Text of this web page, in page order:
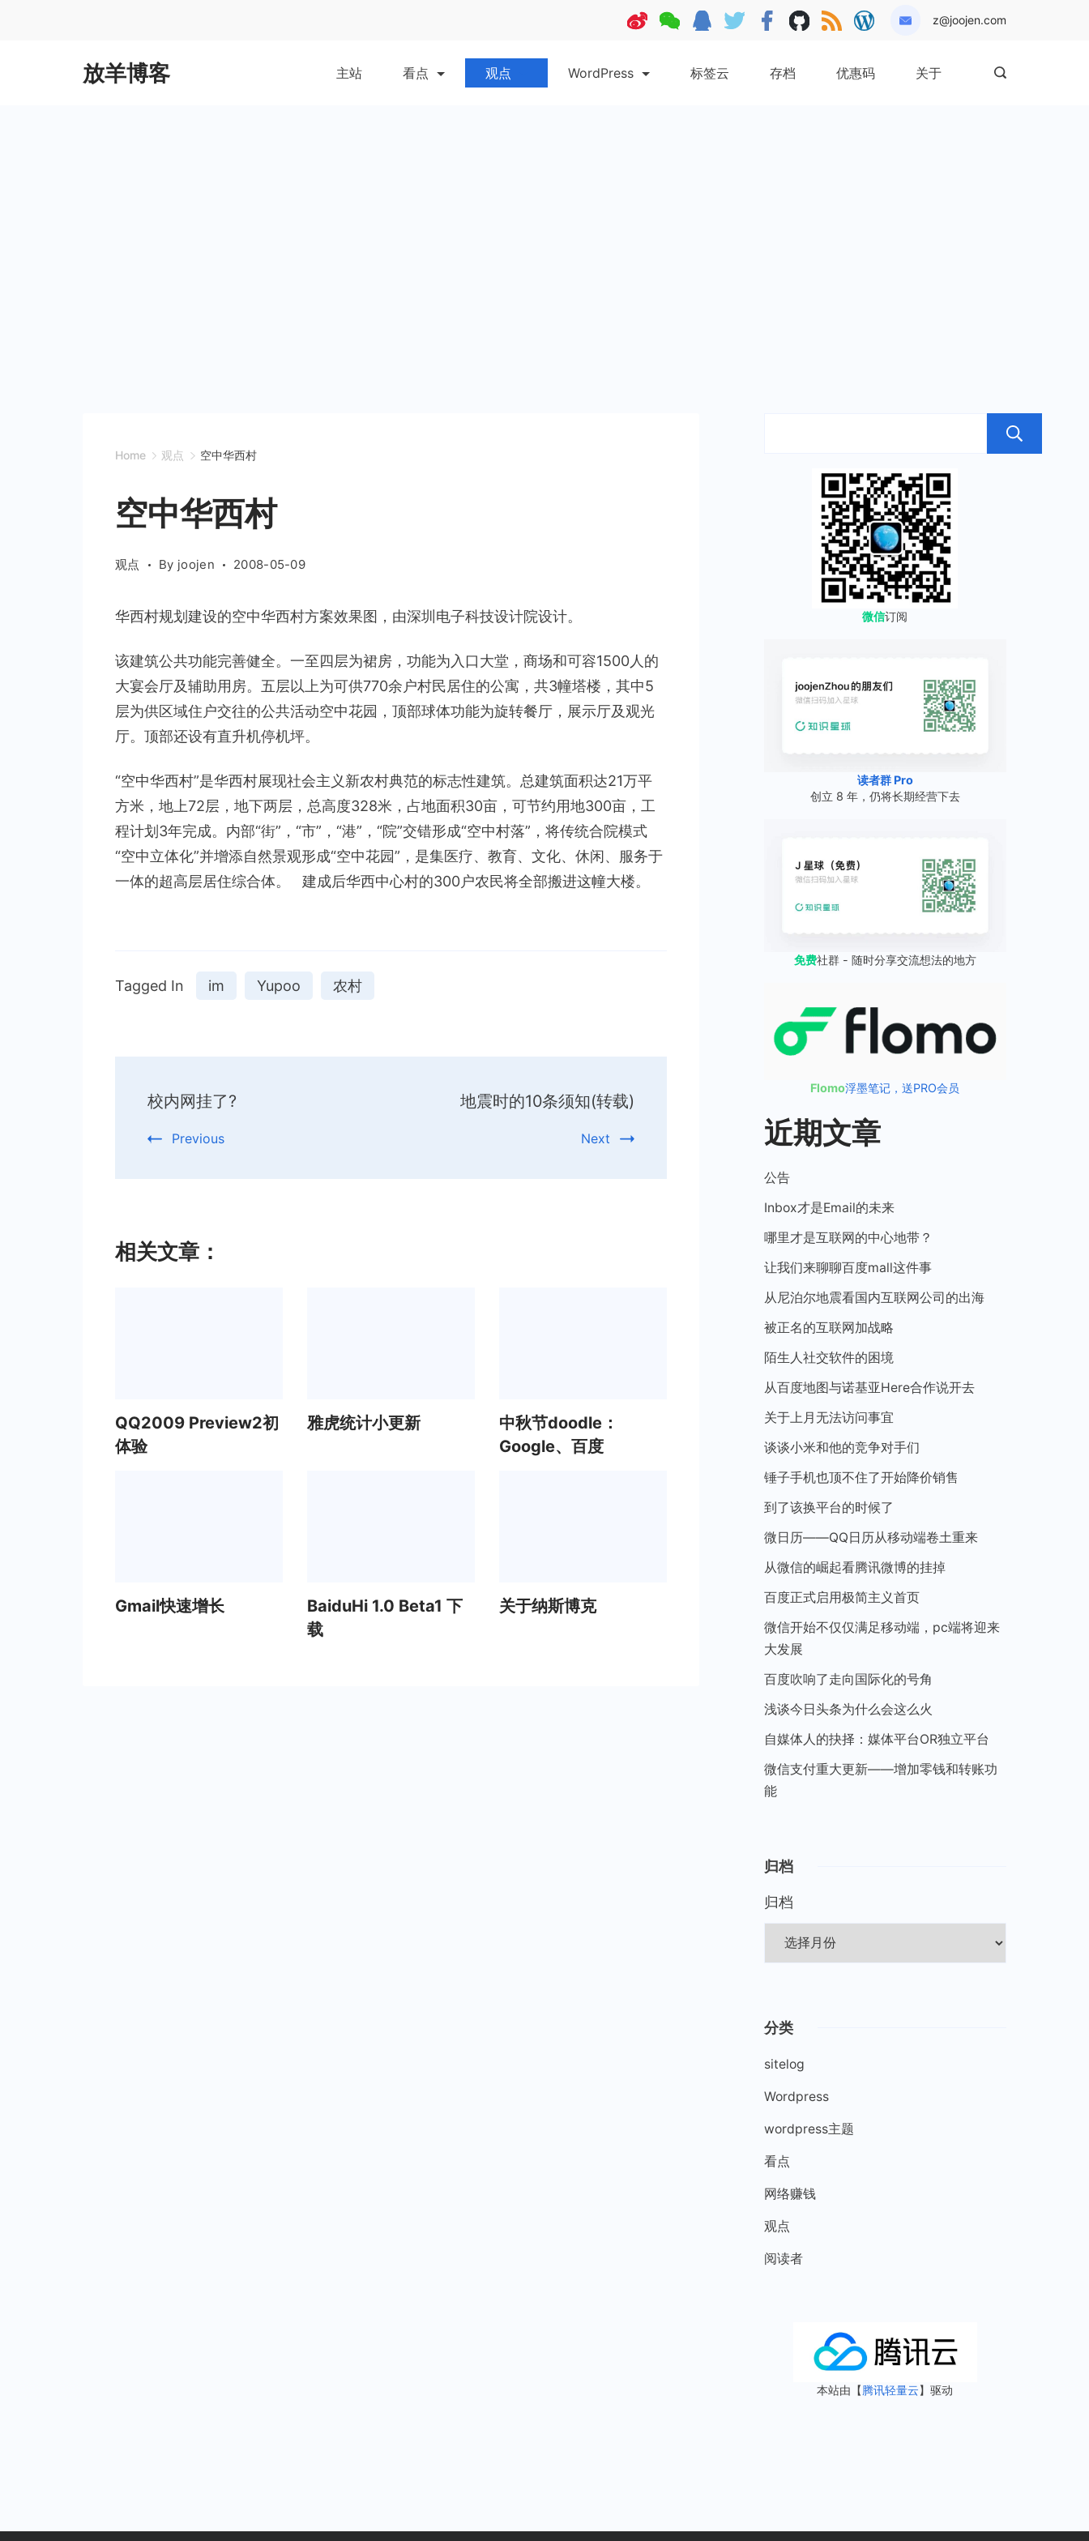
z@joojen.com
放羊博客 主站 看点 观点 WordPress 标签云 存档 优惠码 关于
Home 观点 空中华西村
空中华西村
观点 By joojen 2008-05-09
华西村规划建设的空中华西村方案效果图，由深圳电子科技设计院设计。
该建筑公共功能完善健全。一至四层为裙房，功能为入口大堂，商场和可容1500人的
大宴会厅及辅助用房。五层以上为可供770余户村民居住的公寓，共3幢塔楼，其中5
层为供区域住户交往的公共活动空中花园，顶部球体功能为旋转餐厅，展示厅及观光
厅。顶部还设有直升机停机坪。
“空中华西村”是华西村展现社会主义新农村典范的标志性建筑。总建筑面积达21万平
方米，地上72层，地下两层，总高度328米，占地面积30亩，可节约用地300亩，工
程计划3年完成。内部“街”，“市”，“港”，“院”交错形成“空中村落”，将传统合院模式
“空中立体化”并增添自然景观形成“空中花园”，是集医疗、教育、文化、休闲、服务于
一体的超高层居住综合体。 建成后华西中心村的300户农民将全部搬进这幢大楼。
Tagged In im Yupoo 农村
Navigation
校内网挂了?
Previous
地震时的10条须知(转载)
Next
相关文章：
QQ2009 Preview2初
体验
雅虎统计小更新
中秋节doodle：
Google、百度
Gmail快速增长
BaiduHi 1.0 Beta1 下
载
关于纳斯博克
微信订阅
读者群 Pro
创立 8 年，仍将长期经营下去
免费社群 - 随时分享交流想法的地方
Flomo浮墨笔记，送PRO会员
近期文章
公告
Inbox才是Email的未来
哪里才是互联网的中心地带？
让我们来聊聊百度mall这件事
从尼泊尔地震看国内互联网公司的出海
被正名的互联网加战略
陌生人社交软件的困境
从百度地图与诺基亚Here合作说开去
关于上月无法访问事宜
谈谈小米和他的竞争对手们
锤子手机也顶不住了开始降价销售
到了该换平台的时候了
微日历——QQ日历从移动端卷土重来
从微信的崛起看腾讯微博的挂掉
百度正式启用极简主义首页
微信开始不仅仅满足移动端，pc端将迎来
大发展
百度吹响了走向国际化的号角
浅谈今日头条为什么会这么火
自媒体人的抉择：媒体平台OR独立平台
微信支付重大更新——增加零钱和转账功
能
归档
归档
分类
sitelog
Wordpress
wordpress主题
看点
网络赚钱
观点
阅读者
本站由【腾讯轻量云】驱动